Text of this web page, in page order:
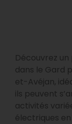
Découvrez
dans le Gard
et-Avéjan,
ils peuvent
activités
électriques